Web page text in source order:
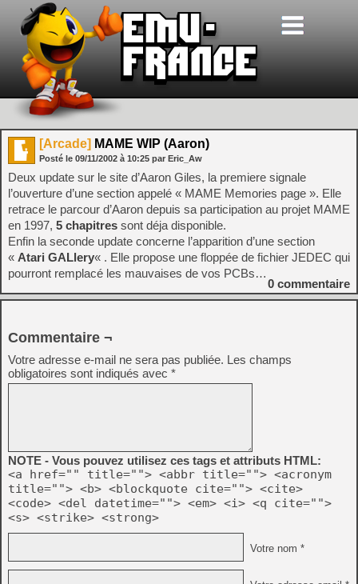
[Arcade] MAME WIP (Aaron)
Posté le 09/11/2002 à 10:25 par Eric_Aw
Deux update sur le site d’Aaron Giles, la premiere signale
l’ouverture d’une section appelé « MAME Memories page ». Elle
retrace le parcour d’Aaron depuis sa participation au projet MAME
en 1997, 5 chapitres sont déja disponible.
Enfin la seconde update concerne l’apparition d’une section
« Atari GALlery« . Elle propose une floppée de fichier JEDEC qui
pourront remplacé les mauvaises de vos PCBs…
0 commentaire
Commentaire ¬
Votre adresse e-mail ne sera pas publiée. Les champs
obligatoires sont indiqués avec *
NOTE - Vous pouvez utilisez ces tags et attributs HTML:
<a href="" title=""> <abbr title=""> <acronym
title=""> <b> <blockquote cite=""> <cite>
<code> <del datetime=""> <em> <i> <q cite="">
<s> <strike> <strong>
Votre nom *